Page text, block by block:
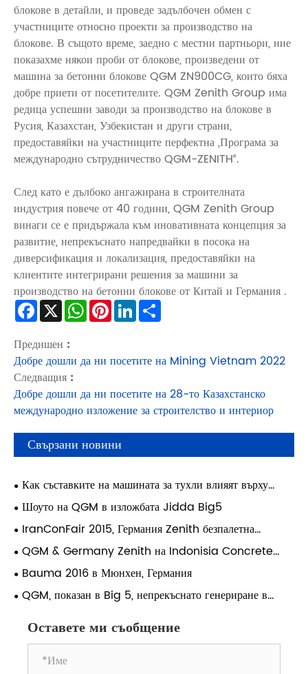
блокове в детайли, и проведе задълбочен обмен с
участниците относно проекти за производство на
блокове. В същото време, заедно с местни партньори, ние
показахме някои проби от блокове, произведени от
машина за бетонни блокове QGM ZN900CG, които бяха
добре приети от посетителите. QGM Zenith Group има
редица успешни заводи за производство на блокове в
Русия, Казахстан, Узбекистан и други страни,
предоставяйки на участниците перфектна „Програма за
международно сътрудничество QGM-ZENITH“.
След като е дълбоко ангажирана в строителната
индустрия повече от 40 години, QGM Zenith Group
винаги се е придържала към иновативната концепция за
развитие, непрекъснато напредвайки в посока на
диверсификация и локализация, предоставяйки на
клиентите интегрирани решения за машини за
производство на бетонни блокове от Китай и Германия .
Facebook
X WhatsApp
PinterestLinkedIn
Предишен :
Добре дошли да ни посетите на Mining Vietnam 2022
Следващия :
Добре дошли да ни посетите на 28-то Казахстанско
международно изложение за строителство и интериор
Свързани новини
Как съставките на машината за тухли влияят върху
издръжливостта на строителните материали?
Шоуто на QGM в изложбата Jidda Big5
IranConFair 2015, Германия Zenith безпалетна
блокова машина спечели висока оценка от клиенти
QGM & Germany Zenith на Indonisia Concrete
Show 2015
Bauma 2016 в Мюнхен, Германия
QGM, показан в Big 5, непрекъснато генериране в
Оставете ми съобщение